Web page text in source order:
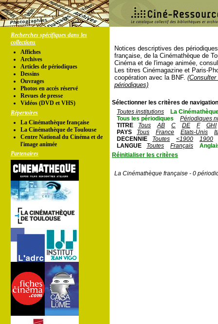
Recherches spécifiques dans les
collections
Affiches
Archives
Articles de périodiques
Dessins
Ouvrages
Photos en accés réservé
Revues de presse
Vidéos (DVD et VHS)
Répertoires
La Cinémathèque française
La Cinémathèque de Toulouse
Centre National du Cinéma et de
l'image animée
Partenaires
Notices descriptives des
française, de la Cinémathèque de
Cinéma et de l'image animée,
Les titres Cinémagazine et Paris-
coopération avec la BNF.
périodiques)
Sélectionner les critères de
Toutes institutions
La
Tous les périodiques
Périodiques
TITRE
Tous AB C DE F
GHI
PAYS
Tous France Etats-Unis
DECENNIE
Toutes <1900
1900
LANGUE
Toutes Français
Réinitialiser les critères
La Cinémathèque française - 0